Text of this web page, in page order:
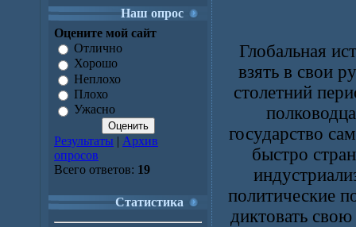
Наш опрос
Оцените мой сайт
Отлично
Хорошо
Неплохо
Плохо
Ужасно
Результаты | Архив
опросов
Всего ответов: 19
Статистика
Глобальная
взять в свои
столетний
государство
быстро
политические
диктовать